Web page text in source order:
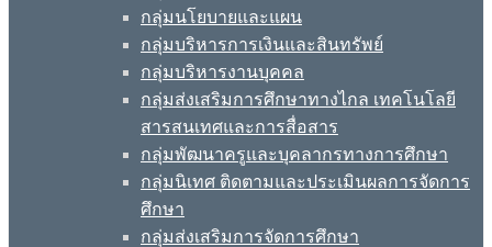
กลุ่มนโยบายและแผน
กลุ่มบริหารการเงินและสินทรัพย์
กลุ่มบริหารงานบุคคล
กลุ่มส่งเสริมการศึกษาทางไกล เทคโนโลยี
สารสนเทศและการสื่อสาร
กลุ่มพัฒนาครูและบุคลากรทางการศึกษา
กลุ่มนิเทศ ติดตามและประเมินผลการจัดการ
ศึกษา
กลุ่มส่งเสริมการจัดการศึกษา